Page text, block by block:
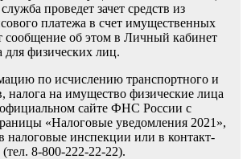
проведет зачет средств из
платежа в счет имущественных
сообщение об этом в Личный кабинет
для физических лиц.
по исчислению транспортного и
налога на имущество физические лица
сайте ФНС России с
«Налоговые уведомления 2021»,
налоговые инспекции или в контакт-
8-800-222-22-22).